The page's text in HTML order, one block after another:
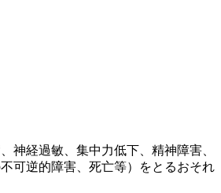
経過敏、集中力低下、精神障害、
可逆的障害、死亡等）をとるおそれ